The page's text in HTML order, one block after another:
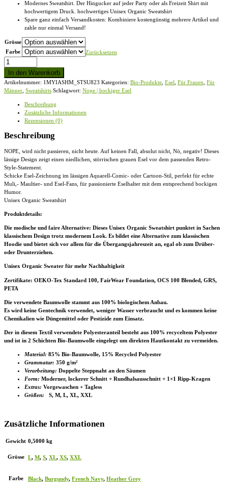
Modernes Sweatshirt. Der Hingucker auf jeder Party oder als Freizeit Shirt mit
hochwertigem Druck. hochwertiges Unisex Organic Sweatshirt
Spare ganz einfach Versandkosten: Kombiniere kostengünstig mehrere Artikel und
zahle nur einmal Versand!
Grösse
Farbe
Zurücksetzen
Nope
|
bockiger
Esel
-
Sweatshirt
In den Warenkorb
Artikelnummer: 1MYIASHM_STSU823 Kategorien: Bio-Produkte Esel Für Frauen Für
Männer Sweatshirts Schlagwort: Nope | bockiger Esel
Beschreibung
Zusätzliche Informationen
Rezensionen (0)
Beschreibung
NOPE, wird nicht passieren, nicht heute. Auf keinen Fall, absolut nicht, Nö, negativ! Dieses
lässige Design zeigt einen niedlichen, störrischen grauen Esel vor dem passenden Retro-
Style-Statement.
Schicke Esel-Zeichnung im lässigen Aquarell-Comic- oder Cartoon-Stil, perfekt für echte
Muli,- Maultier- und Esel-Fans, für passionierte Eselhalter mit dem entsprechend bockigen
Humor.
Unisex Organic Sweatshirt
Produktdetails:
Die modische und faire Alternative: Dieses Unisex Organic Sweatshirt punktet in Sachen
klassischem Design trotz modernem Look. Es bildet eine Alternative zum klassischen
Hoodie und bietet sich vor allem für die Übergangsjahreszeit an, egal ob zum Drüber-
oder Drunterziehen.
Unisex Organic Sweater für mehr Nachhaltigkeit
Zertifikate: OEKO-Tex Standard 100, FairWear Foundation, OCS 100 Blended, GRS,
PETA
Die verwendete Baumwolle stammt aus 100% biologischem Anbau.
Es wird keine Gentechnik verwendet, weniger Wasser verbraucht und es kommen keine
Chemikalien wie Düngemittel oder Pestizide zum Einsatz.
Der in diesem Textil verwendete Polyesteranteil besteht aus 100% recyceltem Polyester
und ist in 2 Schichten Bio-Baumwolle eingelegt um direkten Hautkontakt zu vermeiden.
Material: 85% Bio-Baumwolle, 15% Recycled Polyester
Grammatur: 350 g/m²
Verarbeitung: Doppelte Steppnaht an den Säumen
Form: Moderner, lockerer Schnitt + Rundhalsausschnitt + 1×1 Ripp-Kragen
Extras: Vorgewaschen + Tagless
Größen: S, M, L, XL, XXL
Zusätzliche Informationen
Gewicht 0,5000 kg
Grösse L, M, S, XL, XS, XXL
Farbe Black, Burgundy, French Navy, Heather Grey